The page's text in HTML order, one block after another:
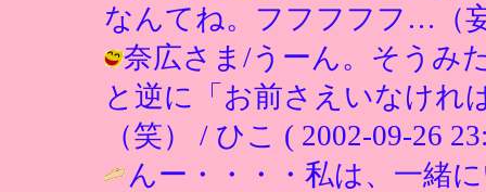
なんてね。フフフフフ…（
奈広さま/うーん。そうみ
と逆に「お前さえいなけれ
（笑） / ひこ ( 2002-09-26
んー・・・・私は、一緒